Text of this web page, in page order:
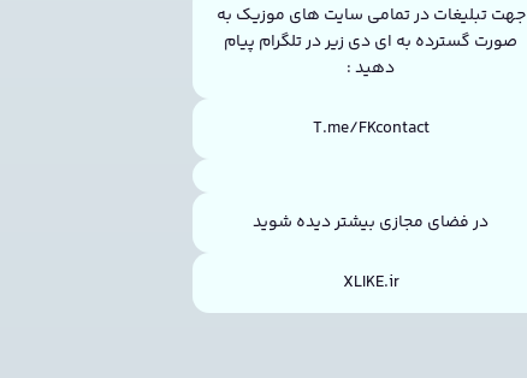
جهت تبلیغات در تمامی سایت های موزیک به
صورت گسترده به ای دی زیر در تلگرام پیام
دهید :
T.me/FKcontact
در فضای مجازی بیشتر دیده شوید
XLIKE.ir